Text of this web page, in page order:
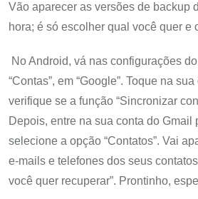
Vão aparecer as versões de backup
hora; é só escolher qual você quer e
No Android, vá nas configurações
“Contas”, em “Google”. Toque na
verifique se a função “Sincronizar
Depois, entre na sua conta do Gmail
selecione a opção “Contatos”. Vai
e-mails e telefones dos seus
você quer recuperar”. Prontinho,